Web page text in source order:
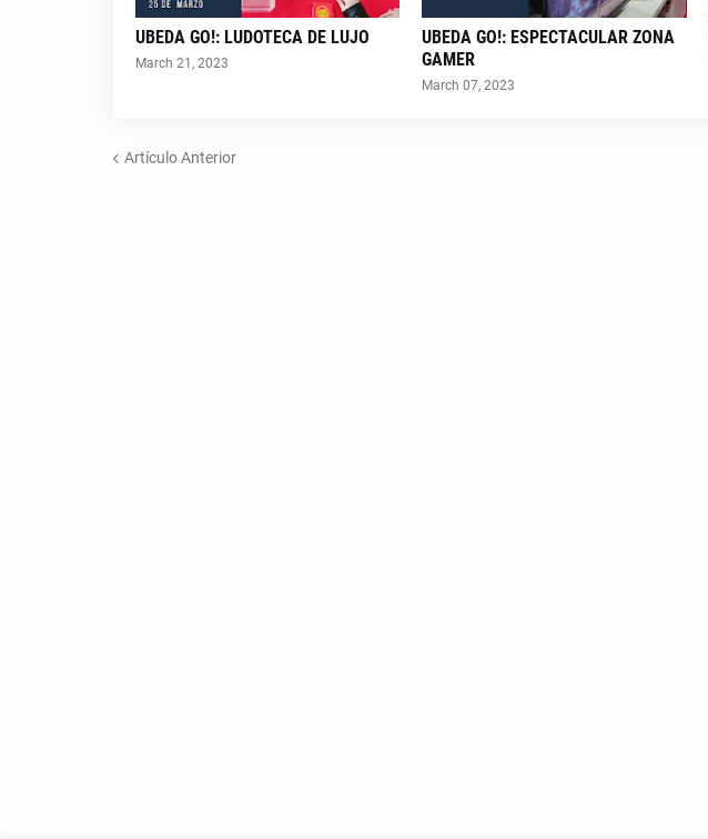
UBEDA GO!: LUDOTECA DE LUJO
March 21, 2023
UBEDA GO!: ESPECTACULAR ZONA
GAMER
March 07, 2023
Artículo Anterior